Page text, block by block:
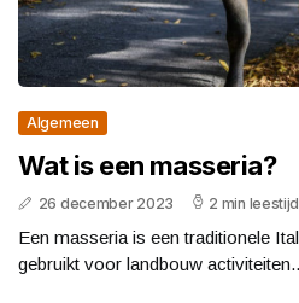
Algemeen
Wat is een masseria?
26 december 2023 2 min leestijd
Een masseria is een traditionele
gebruikt voor landbouw